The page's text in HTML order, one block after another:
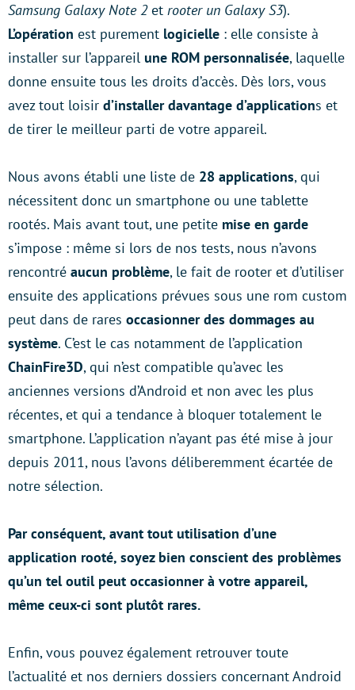
Samsung Galaxy Note 2et rooter un Galaxy S3).
L’opération est purement logicielle : elle consiste à
installer sur l’appareil une ROM personnalisée, laquelle
donne ensuite tous les droits d’accès. Dès lors, vous
avez tout loisir d’installer davantage d’applications et
de tirer le meilleur parti de votre appareil.
Nous avons établi une liste de 28 applications, qui
nécessitent donc un smartphone ou une tablette
rootés. Mais avant tout, une petite mise en garde
s’impose : même si lors de nos tests, nous n’avons
rencontré aucun problème, le fait de rooter et d’utiliser
ensuite des applications prévues sous une rom custom
peut dans de rares occasionner des dommages au
système. C’est le cas notamment de l’application
ChainFire3D, qui n’est compatible qu’avec les
anciennes versions d’Android et non avec les plus
récentes, et qui a tendance à bloquer totalement le
smartphone. L’application n’ayant pas été mise à jour
depuis 2011, nous l’avons déliberemment écartée de
notre sélection.
Par conséquent, avant tout utilisation d’une
application rooté, soyez bien conscient des problèmes
qu’un tel outil peut occasionner à votre appareil,
même ceux-ci sont plutôt rares.
Enfin, vous pouvez également retrouver toute
l’actualité et nos derniers dossiers concernant Android